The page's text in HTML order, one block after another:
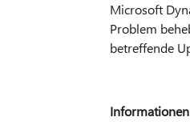
Microsoft
Problem
betreffende